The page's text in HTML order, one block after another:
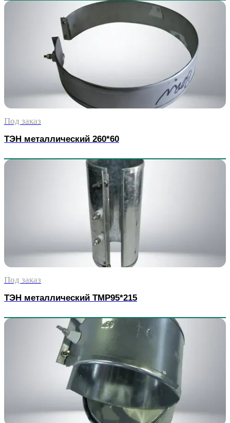
Под заказ
ТЭН металлический 260*60
Под заказ
ТЭН металлический TMP95*215